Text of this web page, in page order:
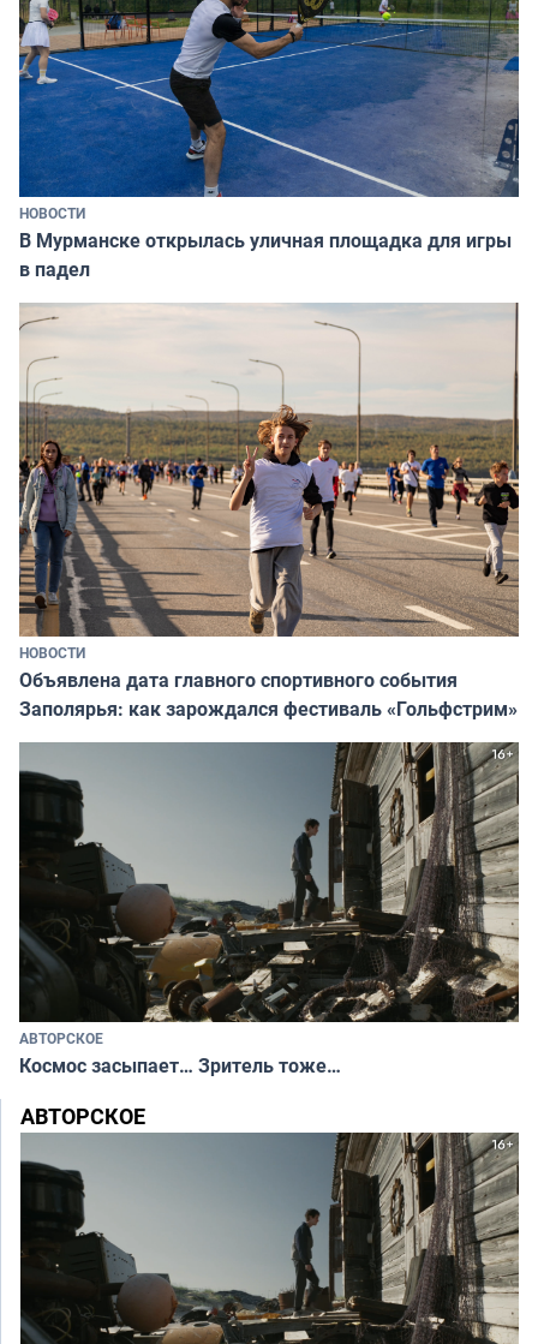
НОВОСТИ
В Мурманске открылась уличная площадка для игры
в падел
НОВОСТИ
Объявлена дата главного спортивного события
Заполярья: как зарождался фестиваль «Гольфстрим»
АВТОРСКОЕ
Космос засыпает… Зритель тоже…
АВТОРСКОЕ